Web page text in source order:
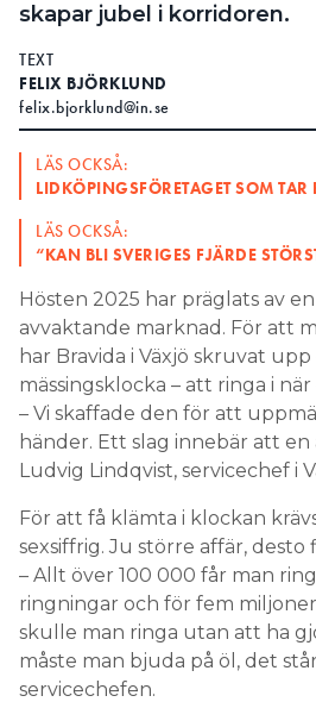
skapar jubel i korridoren.
TEXT
FELIX BJÖRKLUND
felix.bjorklund@in.se
LÄS OCKSÅ:
LIDKÖPINGSFÖRETAGET SOM TAR
LÄS OCKSÅ:
“KAN BLI SVERIGES FJÄRDE
Hösten 2025 har präglats av
avvaktande marknad. För att
har Bravida i Växjö skruvat upp
mässingsklocka – att ringa i
– Vi skaffade den för att
händer. Ett slag innebär att en
Ludvig Lindqvist, servicechef i
För att få klämta i klockan
sexsiffrig. Ju större affär, desto
– Allt över 100 000 får man
ringningar och för fem
skulle man ringa utan att ha
måste man bjuda på öl, det
servicechefen.